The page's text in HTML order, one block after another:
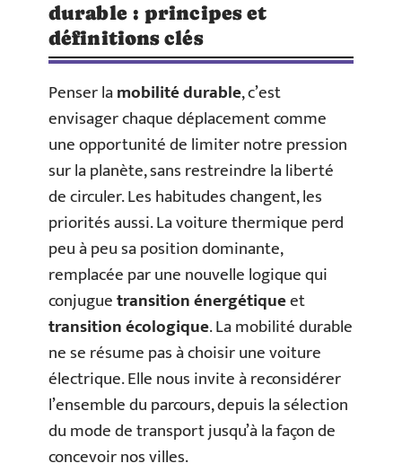
durable : principes et
définitions clés
Penser lamobilité durable, c’est
envisager chaque déplacement comme
une opportunité de limiter notre pression
sur la planète, sans restreindre la liberté
de circuler. Les habitudes changent, les
priorités aussi. La voiture thermique perd
peu à peu sa position dominante,
remplacée par une nouvelle logique qui
conjuguetransition énergétiqueet
transition écologique. La mobilité durable
ne se résume pas à choisir une voiture
électrique. Elle nous invite à reconsidérer
l’ensemble du parcours, depuis la sélection
du mode de transport jusqu’à la façon de
concevoir nos villes.